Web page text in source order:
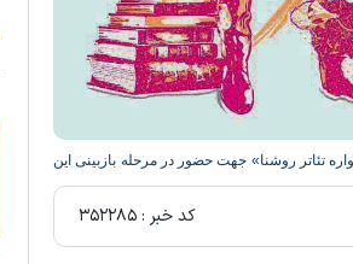
نخستین جشنواره تئاتر روشنا» جهت حضور در مرحله بازبینی این
کد خبر :